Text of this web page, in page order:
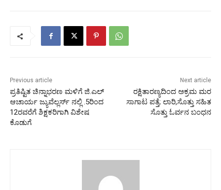
Previous article
ಪ್ರತಿಷ್ಟಿತ ಚಿನ್ನಾಭರಣ ಮಳಿಗೆ ಜಿ.ಎಲ್
ಆಚಾರ್ಯ ಜ್ಯುವೆಲ್ಲರ್ಸ್ ನಲ್ಲಿ .5ರಿಂದ
12ರವರೆಗೆ ಶಿಕ್ಷಕರಿಗಾಗಿ ವಿಶೇಷ
ಕೊಡುಗೆ
Next article
ರಕ್ಷಿತಾರಣ್ಯದಿಂದ ಅಕ್ರಮ ಮರ
ಸಾಗಾಟ ಪತ್ತೆ; ಲಾರಿ,ಸೊತ್ತು ಸಹಿತ
ಸೊತ್ತು ಓರ್ವನ ಬಂಧನ